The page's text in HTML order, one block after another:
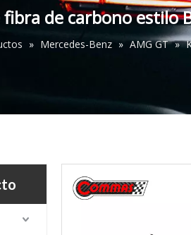
de carbono estilo
» Mercedes-Benz » AMG GT »